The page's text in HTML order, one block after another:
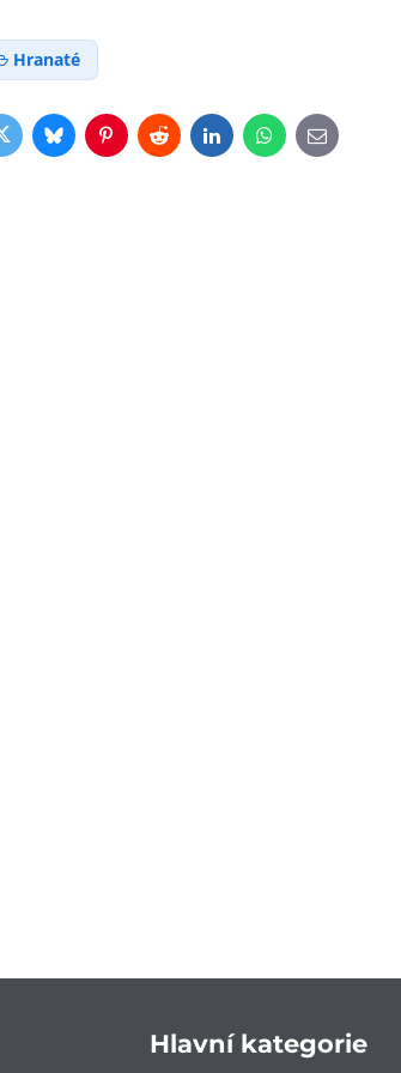
Hranaté
TwitterBlueskyPinterestRedditLinkedInWhatsApp
E-
mail
Hlavní kategorie